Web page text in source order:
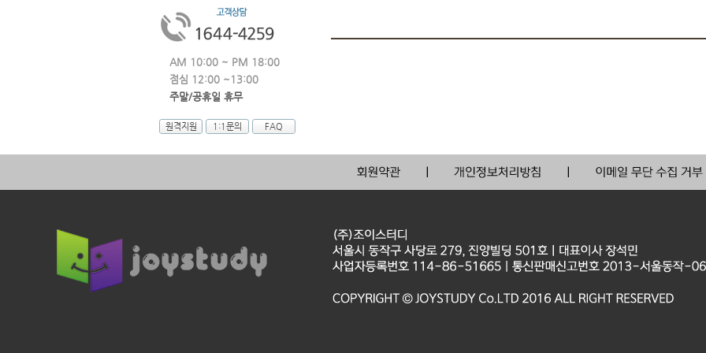
AM 10:00 ~ PM 18:00
점심 12:00 ~13:00
주말/공휴일 휴무
원격지원 1:1문의 FAQ